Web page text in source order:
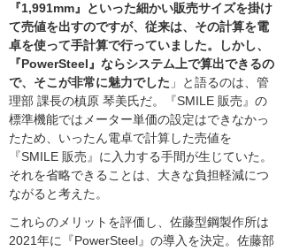
『1,991mm』といった細かい販売サイズを掛け
て売値を出すのですが、従来は、その計算を電
卓を使って手計算で行っていました。しかし、
『PowerSteel』ならシステム上で算出できるの
で、そこが非常に魅力でした 」と語るのは、管
理部 課長の槙原 琴美氏だ。『SMILE 販売』の
標準機能ではメーター単価の設定はできなかっ
たため、いったん電卓で計算した売値を
『SMILE 販売』に入力する手間が生じていた。
それを省略できることは、大きな負担軽減につ
ながると考えた。
これらのメリットを評価し、佐藤型鋼製作所は
2021年に『PowerSteel』の導入を決定。佐藤部